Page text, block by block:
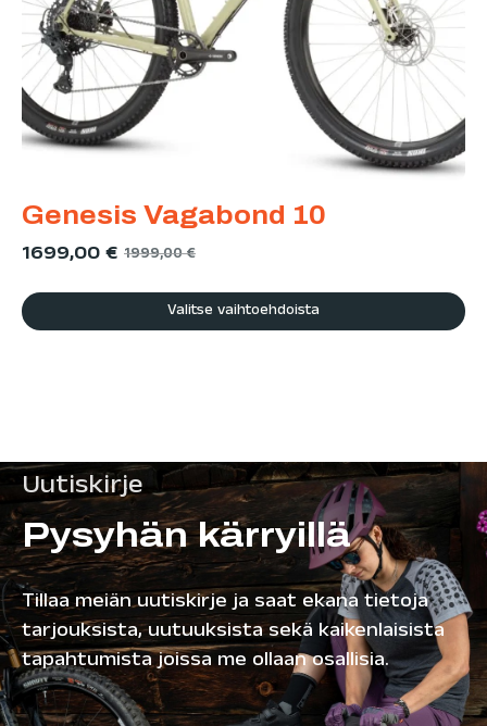
Genesis Vagabond 10
1699,00€ 1999,00€
Valitse vaihtoehdoista
Uutiskirje
Pysyhän kärryillä
Tillaa meiän uutiskirje ja saat ekana tietoja
tarjouksista, uutuuksista sekä kaikenlaisista
tapahtumista joissa me ollaan osallisia.